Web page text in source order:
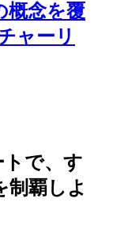
概念を覆
ャーリ
で、す
制覇しよ